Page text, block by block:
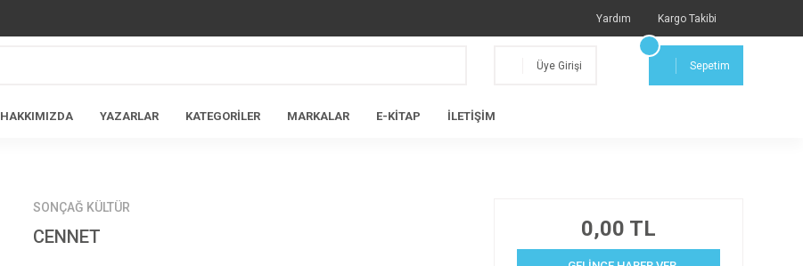
Yardım Kargo Takibi
Üye Girişi Sepetim
HAKKIMIZDA YAZARLAR KATEGORİLER MARKALAR E-KİTAP İLETİŞİM
SONÇAĞ KÜLTÜR
CENNET 0,00 TL